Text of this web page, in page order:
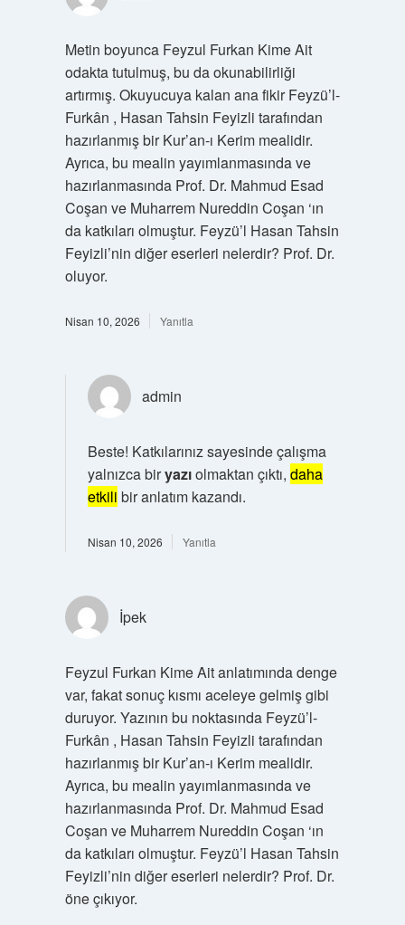
Metin boyunca Feyzul Furkan Kime Ait
odakta tutulmuş, bu da okunabilirliği
artırmış. Okuyucuya kalan ana fikir Feyzü’l-
Furkân , Hasan Tahsin Feyizli tarafından
hazırlanmış bir Kur’an-ı Kerim mealidir.
Ayrıca, bu mealin yayımlanmasında ve
hazırlanmasında Prof. Dr. Mahmud Esad
Coşan ve Muharrem Nureddin Coşan ‘ın
da katkıları olmuştur. Feyzü’l Hasan Tahsin
Feyizli’nin diğer eserleri nelerdir? Prof. Dr.
oluyor.
Nisan 10, 2026 Yanıtla
admin
Beste! Katkılarınız sayesinde çalışma
yalnızca biryazıolmaktan çıktı, daha
etkili bir anlatım kazandı.
Nisan 10, 2026 Yanıtla
İpek
Feyzul Furkan Kime Ait anlatımında denge
var, fakat sonuç kısmı aceleye gelmiş gibi
duruyor. Yazının bu noktasında Feyzü’l-
Furkân , Hasan Tahsin Feyizli tarafından
hazırlanmış bir Kur’an-ı Kerim mealidir.
Ayrıca, bu mealin yayımlanmasında ve
hazırlanmasında Prof. Dr. Mahmud Esad
Coşan ve Muharrem Nureddin Coşan ‘ın
da katkıları olmuştur. Feyzü’l Hasan Tahsin
Feyizli’nin diğer eserleri nelerdir? Prof. Dr.
öne çıkıyor.